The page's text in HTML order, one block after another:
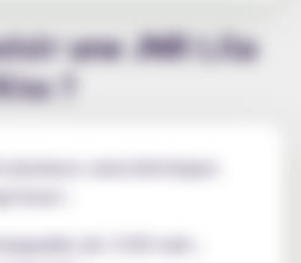
une JNR Lila
?
plusieurs caractéristiques
:
de 1100 mah ;